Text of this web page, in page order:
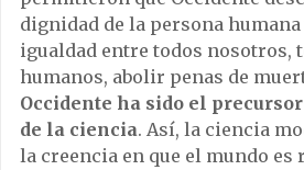
dignidad de la persona
igualdad entre todos nosotros,
humanos, abolir penas de
Occidente ha sido el
de la ciencia. Así, la ciencia
la creencia en que el mundo es